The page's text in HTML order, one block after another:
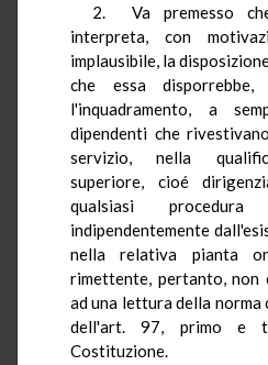
2. Va premesso
interpreta, con
implausibile, la
che essa
l'inquadramento, a
dipendenti che
servizio, nella
superiore, cioé
qualsiasi
indipendentemente
nella relativa pianta
rimettente, pertanto, non
ad una lettura della norma
dell'art. 97, primo e
Costituzione.